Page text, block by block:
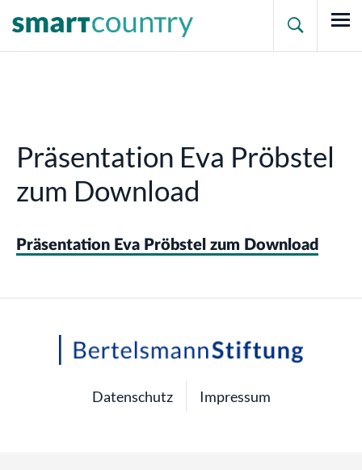

Präsentation Eva Pröbstel
zum Download
Präsentation Eva Pröbstel zum Download
Datenschutz Impressum